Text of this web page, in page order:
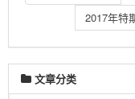
2017年特
文章分类